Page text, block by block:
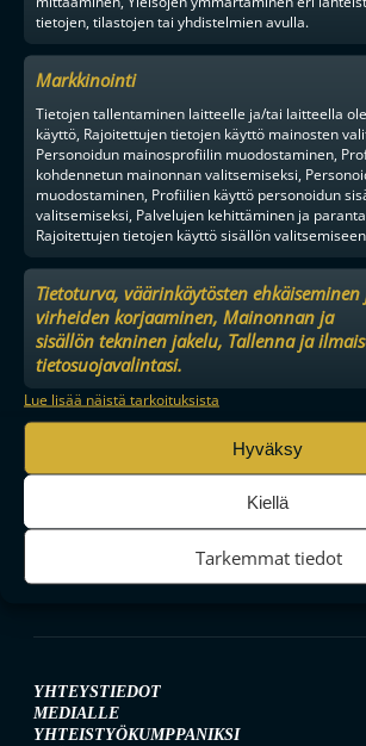
tietojen, tilastojen tai yhdistelmien avulla.
Markkinointi
Tietojen tallentaminen laitteelle ja/tai laitteella
käyttö, Rajoitettujen tietojen käyttö mainosten
Personoidun mainosprofiilin muodostaminen,
kohdennetun mainonnan valitsemiseksi,
muodostaminen, Profiilien käyttö personoidun
valitsemiseksi, Palvelujen kehittäminen ja
Rajoitettujen tietojen käyttö sisällön
Tietoturva, väärinkäytösten ehkäiseminen
virheiden korjaaminen, Mainonnan ja
sisällön tekninen jakelu, Tallenna ja
tietosuojavalintasi.
Lue lisää näistä tarkoituksista
Hyväksy
Kiellä
Tarkemmat tiedot
MAAILMAN VIIHDYTTÄVINTÄ
YHTEYSTIEDOT
MEDIALLE
YHTEISTYÖKUMPPANIKSI